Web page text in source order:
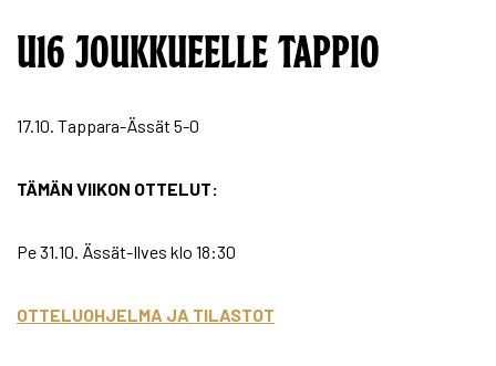
U16 JOUKKUEELLE TAPPIO
17.10. Tappara-Ässät 5-0
TÄMÄN VIIKON OTTELUT:
Pe 31.10. Ässät-Ilves klo 18:30
OTTELUOHJELMA JA TILASTOT